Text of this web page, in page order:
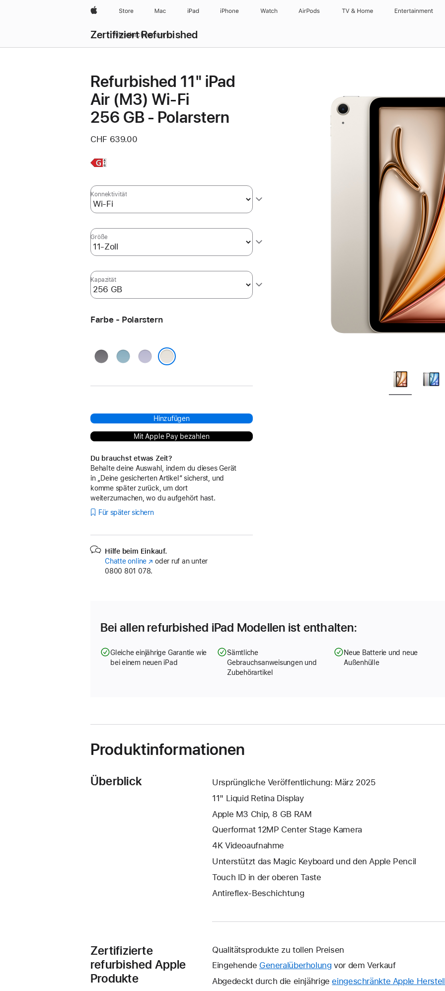
Apple Store Mac iPad iPhone Watch AirPods TV & Home Entertainment
Zertifiziert Refurbished
Alles durchsuchen
Refurbished 11" iPad
Air (M3) Wi‑Fi
256 GB - Polarstern
CHF 639.00
Weitere
Konnektivität
Größe
Kapazität
Farbe - Polarstern
Space Grau
Blau Violett
Hinzufügen
Mit Apple Pay bezahlen
Du brauchst etwas Zeit?
Behalte deine Auswahl, indem du dieses Gerät
in „Deine gesicherten Artikel“ sicherst, und
komme später zurück, um dort
weiterzumachen, wo du aufgehört hast.
Für später sichern
Hilfe beim Einkauf.
Chatte online (Öffnet
ein
oder ruf an unter
0800 801 078.
Bei allen refurbished iPad Modellen ist enthalten:
Gleiche einjährige Garantie wie
bei einem neuen iPad
Sämtliche
Gebrauchsanweisungen und
Zubehörartikel
Neue Batterie und neue
Außenhülle
Produktinformationen
Überblick
Ursprüngliche Veröffentlichung: März 2025
11" Liquid Retina Display
Apple M3 Chip, 8 GB RAM
Querformat 12MP Center Stage Kamera
4K Video­aufnahme
Unterstützt das Magic Keyboard und den Apple Pencil
Touch ID in der oberen Taste
Antireflex-Beschichtung
Zertifizierte
refurbished Apple
Produkte
Qualitätsprodukte zu tollen Preisen
Eingehende Generalüberholung vor dem Verkauf
Abgedeckt durch die einjährige eingeschränkte Apple